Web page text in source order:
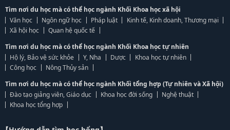
Tìm nơi du học mà có thể học ngành Khối Khoa học xã hội
Văn học
Ngôn ngữ học Pháp luật
Kinh tế, Kinh doanh, Thương mại
Xã hội học
Quan hệ quốc tế
Tìm nơi du học mà có thể học ngành Khối Khoa học tự nhiên
Hộ lý, Bảo vệ sức khỏe
Y, Nha Dược
Khoa học tự nhiên
Công học
Nông Thủy sản
Tìm nơi du học mà có thể học ngành Khối tổng hợp (Tự nhiên và Xã hội)
Đào tạo giảng viên, Giáo dục
Khoa học đời sống
Nghệ thuật
Khoa học tổng hợp